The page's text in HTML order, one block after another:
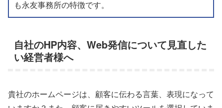
も永友事務所の特徴です。
自社のHP内容、Web発信について見直した
い経営者様へ
貴社のホームページは、顧客に伝わる言葉、表現になって